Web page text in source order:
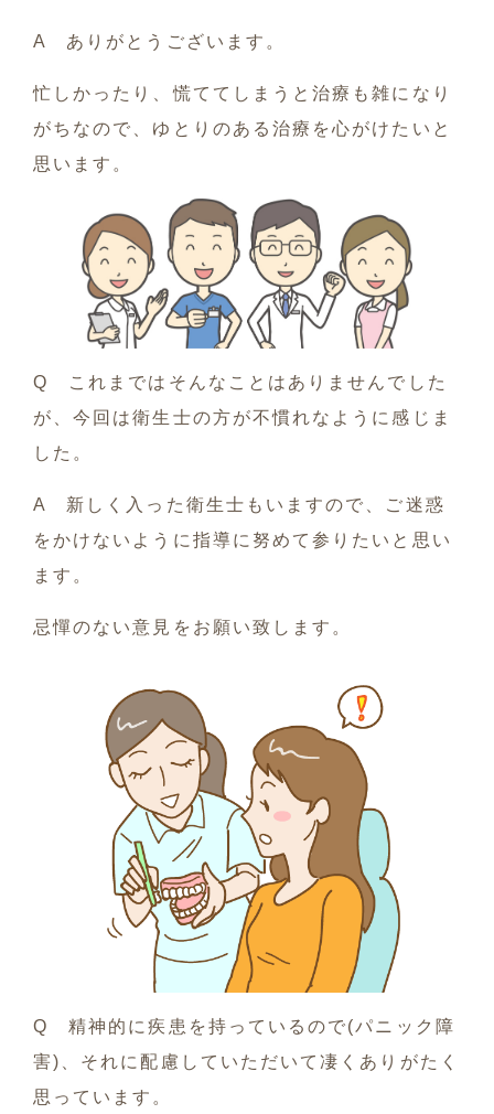
A ありがとうございます。
忙しかったり、慌ててしまうと治療も雑になり
がちなので、ゆとりのある治療を心がけたいと
思います。
Q これまではそんなことはありませんでした
が、今回は衛生士の方が不慣れなように感じま
した。
A 新しく入った衛生士もいますので、ご迷惑
をかけないように指導に努めて参りたいと思い
ます。
忌憚のない意見をお願い致します。
Q 精神的に疾患を持っているので(パニック障
害)、それに配慮していただいて凄くありがたく
思っています。